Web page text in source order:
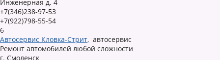
Инженерная д. 4
+7(346)238-97-53
+7(922)798-55-54
6
Автосервис Кловка-Стрит, автосервис
Ремонт автомобилей любой сложности
г. Смоленск